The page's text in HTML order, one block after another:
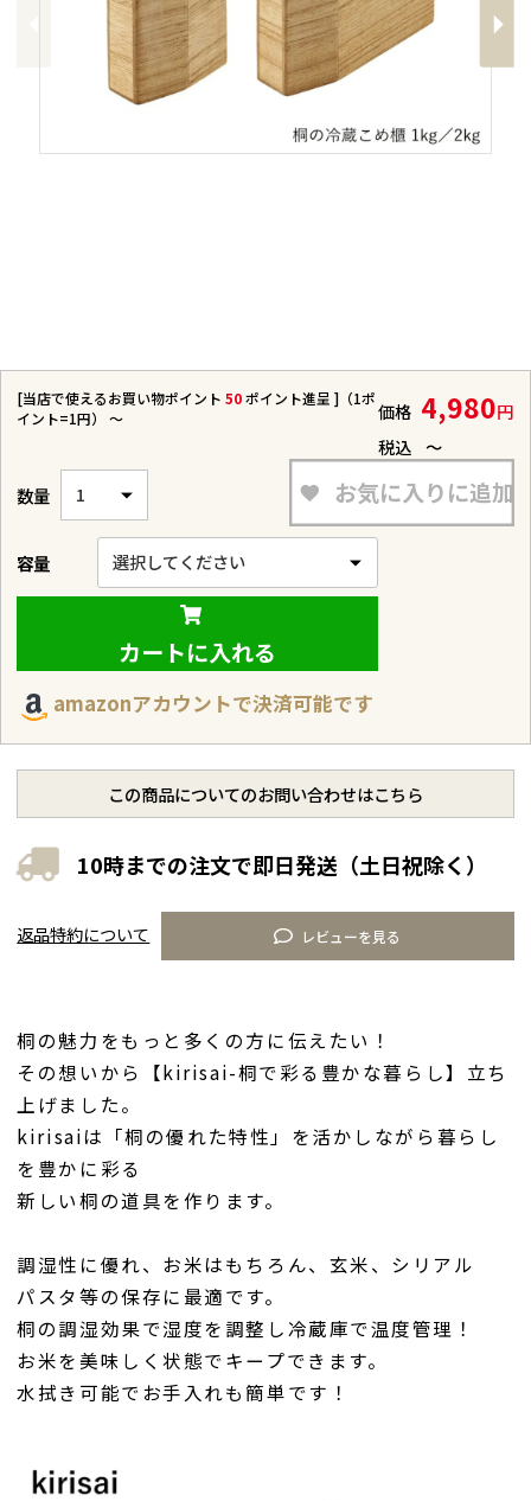
[当店で使えるお買い物ポイント 50ポイント進呈 ]（1ポ
イント=1円）
〜 価格 4,980
税込 〜
容量
お気に入りに追加
カートに入れる
amazonアカウントで決済可能です
10時までの注文で即日発送（土日祝除く）
この商品についてのお問い合わせはこちら
レビューを見る
返品特約について
桐の魅力をもっと多くの方に伝えたい！
その想いから【kirisai-桐で彩る豊かな暮らし】立ち
上げました。
kirisaiは「桐の優れた特性」を活かしながら暮らし
を豊かに彩る
新しい桐の道具を作ります。
調湿性に優れ、お米はもちろん、玄米、シリアル
パスタ等の保存に最適です。
桐の調湿効果で湿度を調整し冷蔵庫で温度管理！
お米を美味しく状態でキープできます。
水拭き可能でお手入れも簡単です！